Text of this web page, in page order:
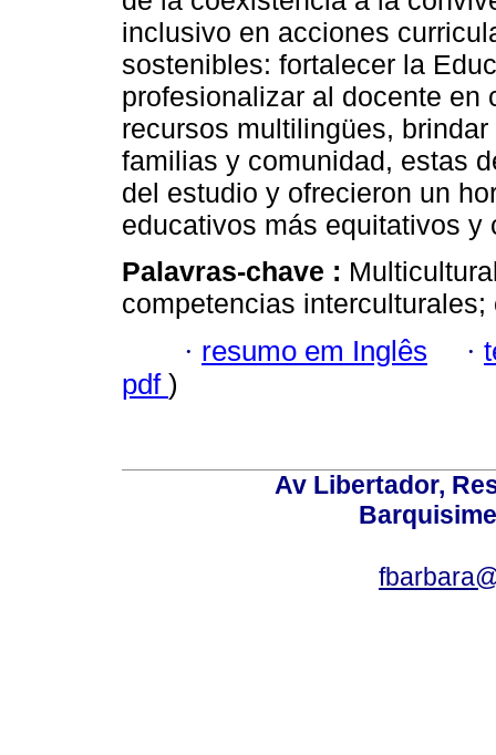
inclusivo en acciones
sostenibles: fortalecer la
profesionalizar al docente en
recursos multilingües,
familias y comunidad, estas
del estudio y ofrecieron un
educativos más equitativos y
Palavras-chave :
competencias
· resumo em Inglês ·
pdf )
Av Libertador,